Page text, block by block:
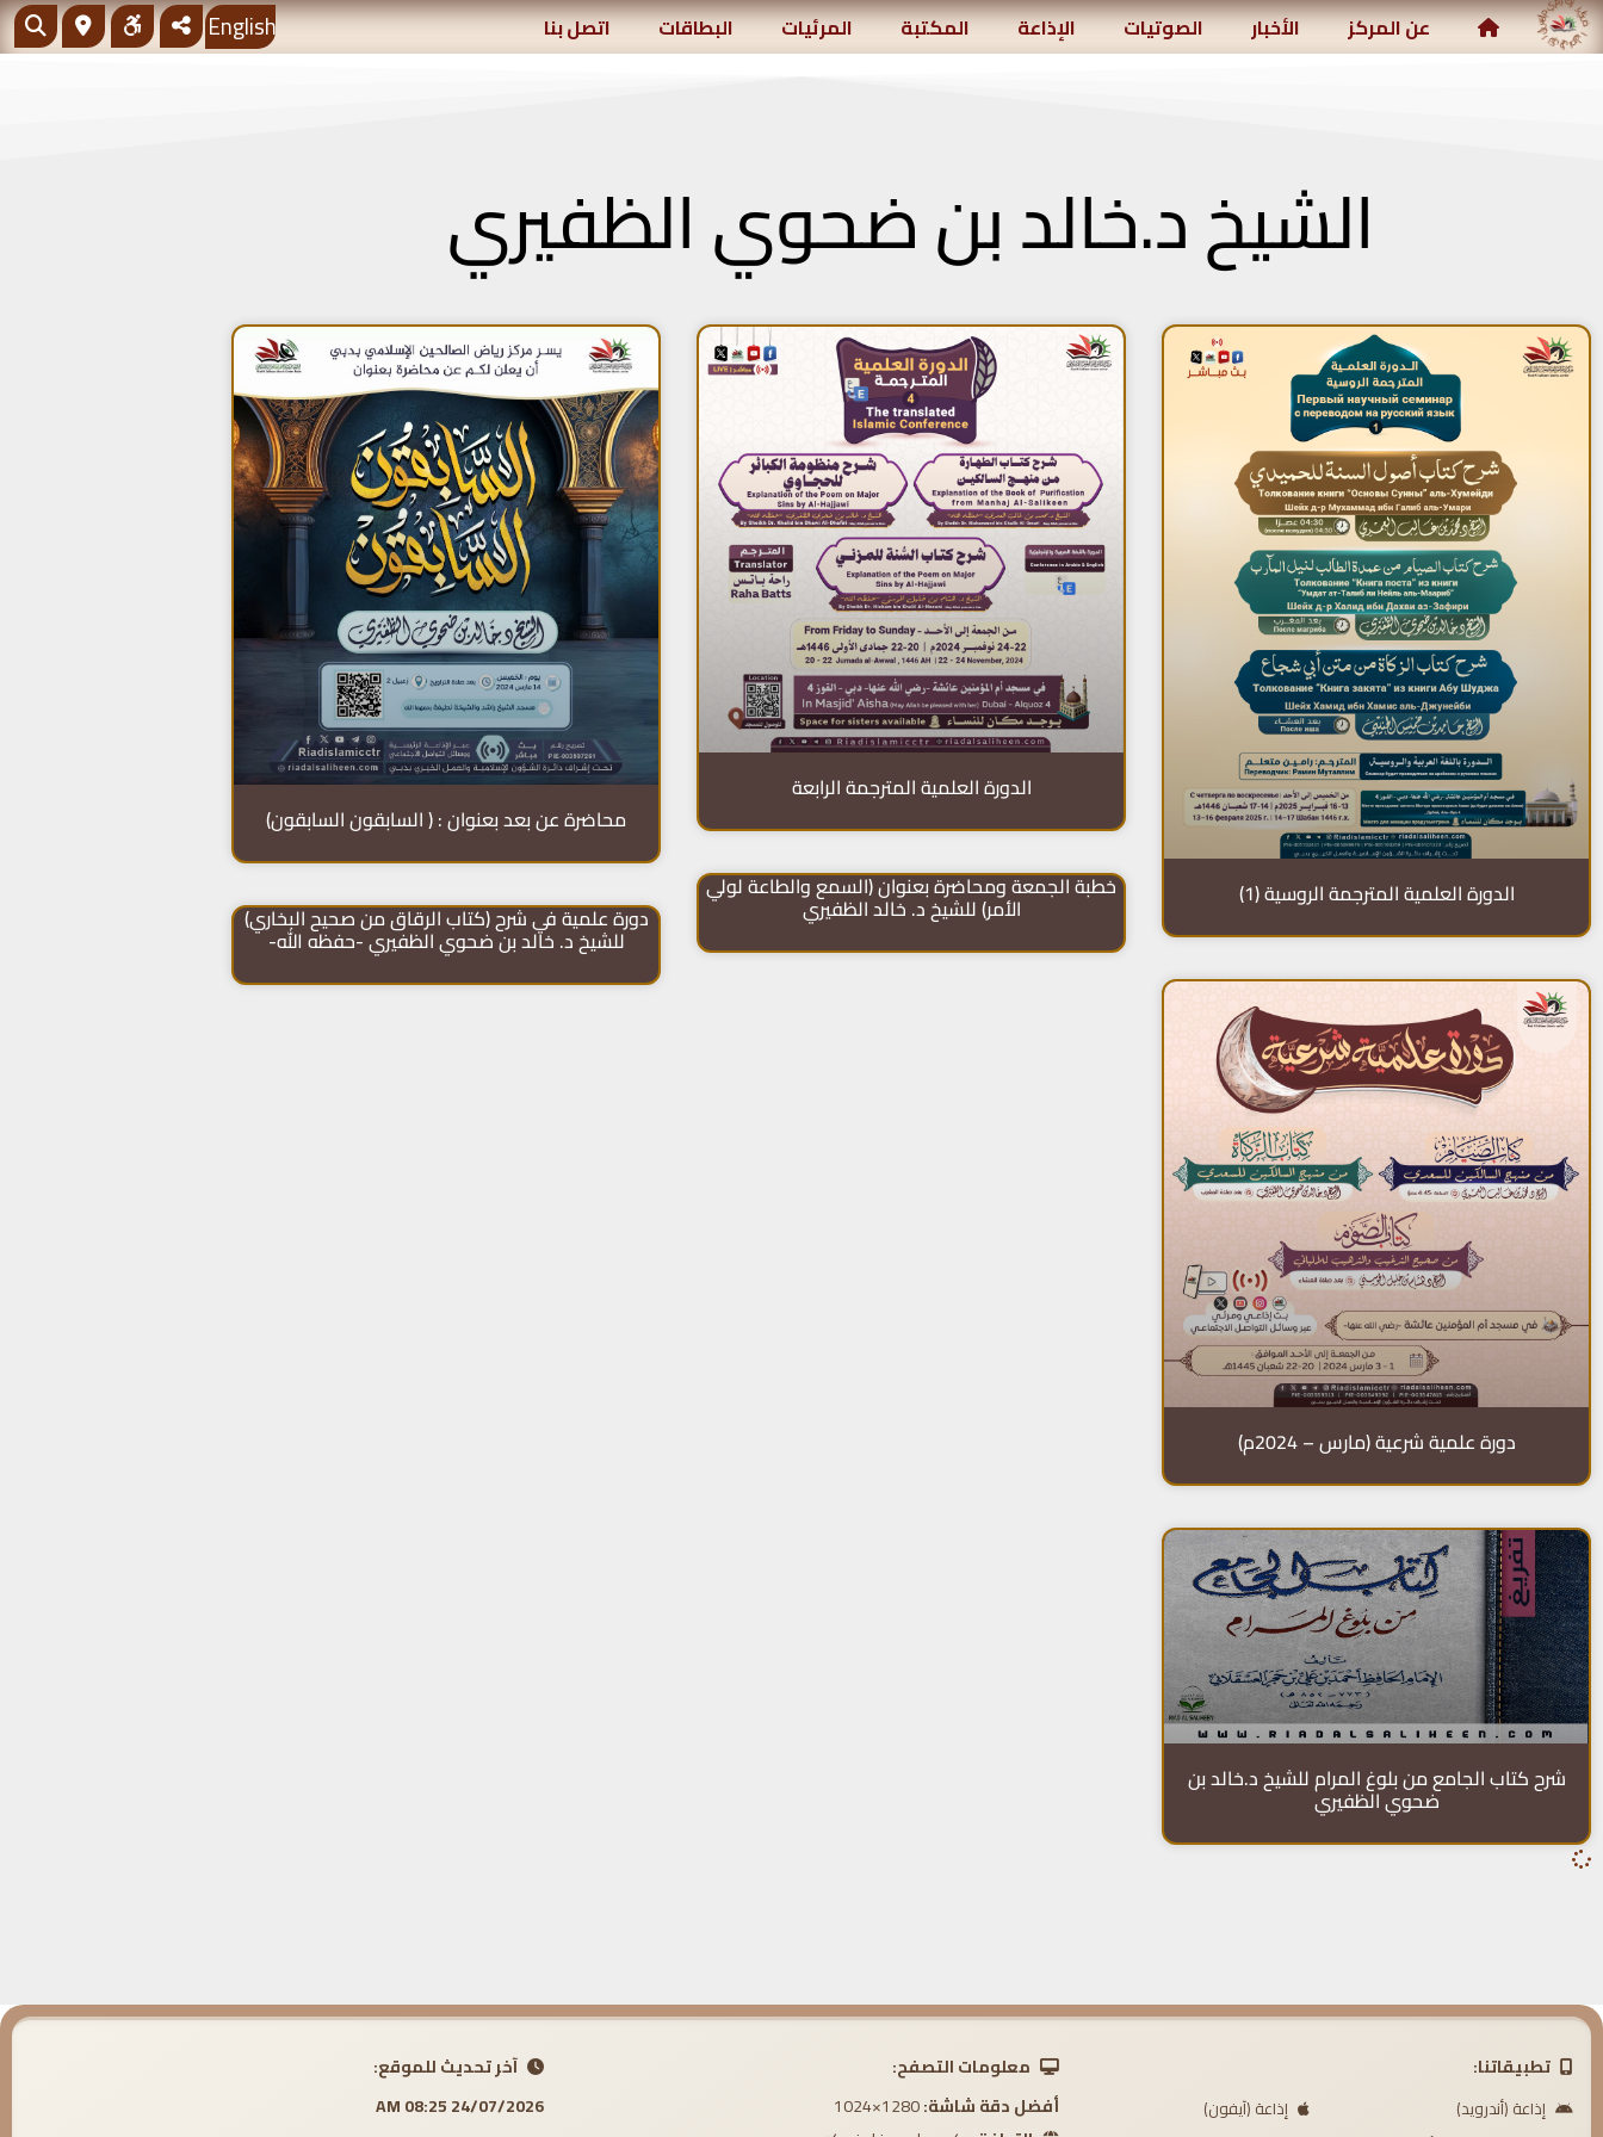
مركز رياض الصالحين الإسلامي عن المركز الأخبار الصوتيات الإذاعة المكتبة المرئيات البطاقات اتصل بنا English
الشيخ د.خالد بن ضحوي الظفيري
الدورة العلمية المترجمة الروسية (1)
الدورة العلمية المترجمة الرابعة
محاضرة عن بعد بعنوان : ( السابقون السابقون)
دورة علمية شرعية (مارس – 2024م)
خطبة الجمعة ومحاضرة بعنوان (السمع والطاعة لولي
الأمر) للشيخ د. خالد الظفيري دورة علمية في شرح (كتاب الرقاق من صحيح البخاري)
للشيخ د. خالد بن ضحوي الظفيري -حفظه الله-
شرح كتاب الجامع من بلوغ المرام للشيخ د.خالد بن
ضحوي الظفيري
تطبيقاتنا:
إذاعة (أندرويد)
إذاعة (آيفون)
معلومات التصفح:
أفضل دقة شاشة:1280×1024
آخر تحديث للموقع:
24/07/2026 08:25 AM